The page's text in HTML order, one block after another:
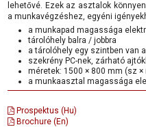
lehetővé. Ezek az asztalok
a munkavégzéshez, egyéni
a munkapad magassága
tárolóhely balra / jobbra
a tárolóhely egy szintben van
szekrény PC-nek, zárható
méretek: 1500 × 800 mm (sz ×
a munkaasztal magassága
Prospektus (Hu)
Brochure (En)